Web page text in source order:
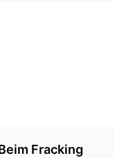
Fracking